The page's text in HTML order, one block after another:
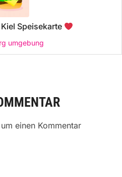
Speisekarte
umgebung
einen Kommentar